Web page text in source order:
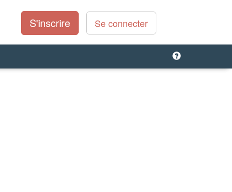
S'inscrire Se connecter